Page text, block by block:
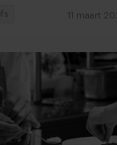
11 maart